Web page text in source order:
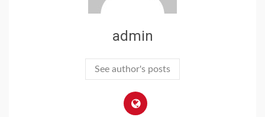
admin
See author's posts